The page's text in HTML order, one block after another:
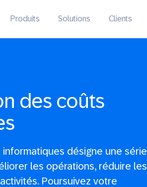
Produits Solutions Clients
des coûts
informatiques désigne une série
les opérations, réduire les
Poursuivez votre